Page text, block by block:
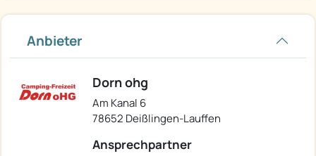
Anbieter
Dorn ohg
Am Kanal 6
78652 Deißlingen-Lauffen
Ansprechpartner